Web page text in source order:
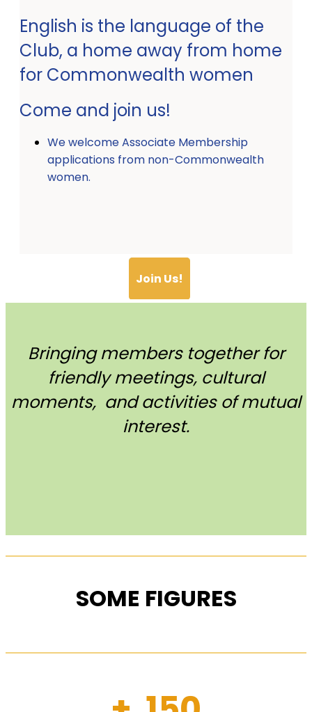
English is the language of the
Club, a home away from home
for Commonwealth women
Come and join us!
We welcome Associate Membership
applications from non-Commonwealth
women.
Join Us!
Bringing members together for
friendly meetings, cultural
moments, and activities of mutual
interest.
SOME FIGURES